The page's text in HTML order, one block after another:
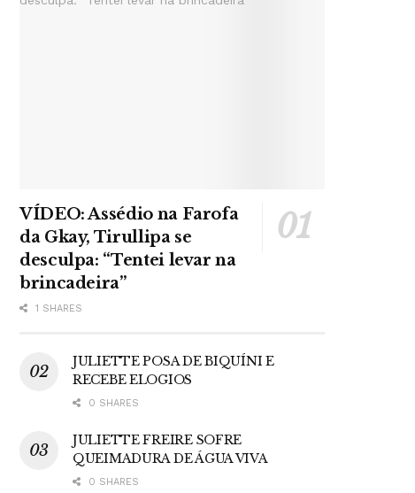
VÍDEO: Assédio na Farofa
da Gkay, Tirullipa se
desculpa: “Tentei levar na
brincadeira”
1 SHARES
JULIETTE POSA DE BIQUÍNI E
RECEBE ELOGIOS
0 SHARES
JULIETTE FREIRE SOFRE
QUEIMADURA DE ÁGUA VIVA
0 SHARES